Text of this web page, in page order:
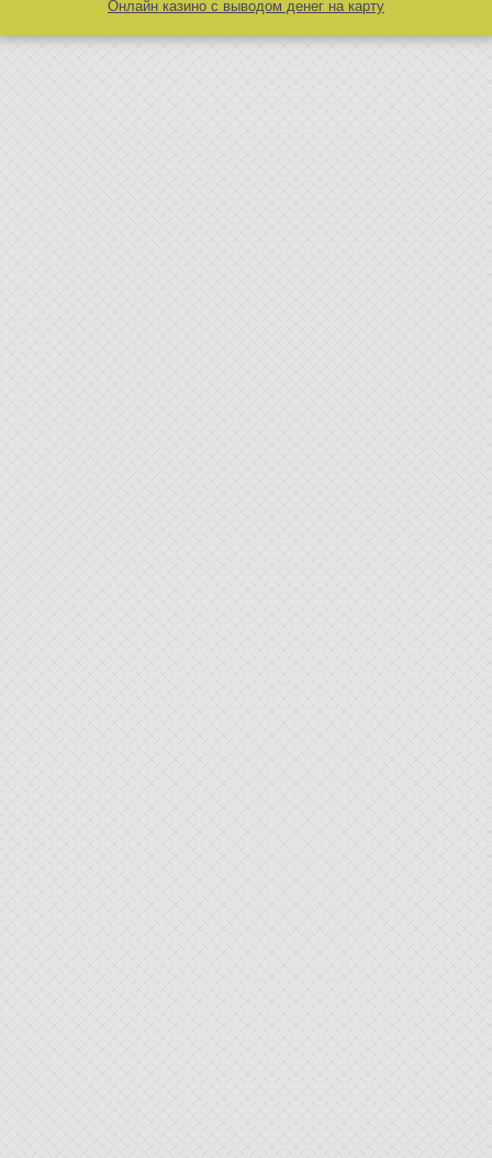
Онлайн казино с выводом денег на карту